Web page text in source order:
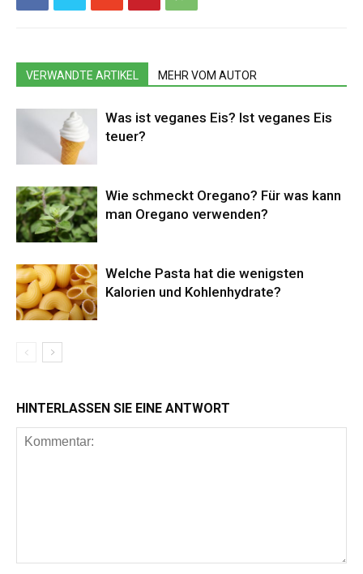
VERWANDTE ARTIKEL MEHR VOM AUTOR
Was ist veganes Eis? Ist veganes Eis
teuer?
Wie schmeckt Oregano? Für was kann
man Oregano verwenden?
Welche Pasta hat die wenigsten
Kalorien und Kohlenhydrate?
HINTERLASSEN SIE EINE ANTWORT